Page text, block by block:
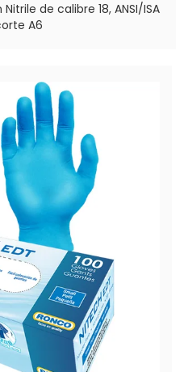
de calibre 18, ANSI/ISA
A6